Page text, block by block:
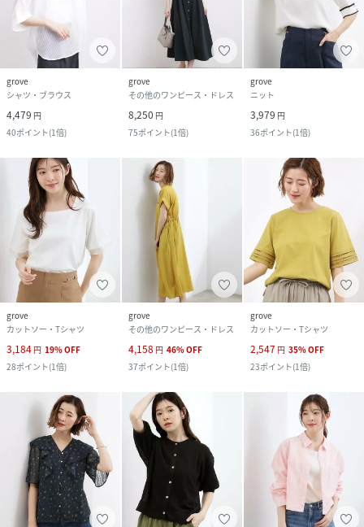
grove
シャツ・ブラウス
4,479 円
40ポイント(1倍)
grove
その他のワンピース・ドレス
8,250 円
75ポイント(1倍)
grove
ニット
3,979 円
36ポイント(1倍)
grove
カットソー・Tシャツ
3,184 円 19%OFF
28ポイント(1倍)
grove
その他のワンピース・ドレス
4,158 円 46%OFF
37ポイント(1倍)
grove
カットソー・Tシャツ
2,547 円 35%OFF
23ポイント(1倍)